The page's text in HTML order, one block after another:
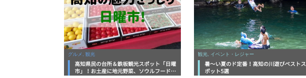
グルメ, 観光
高知県民の台所＆鉄板観光スポット「日曜
市」！お土産に地元野菜、ソウルフードま
観光, イベント・レジャー
暑～い夏のド定番！高知の川遊びベストス
ポット5選